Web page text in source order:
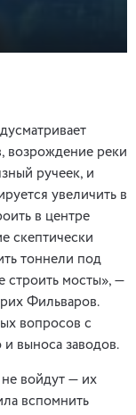
возрождение реки
ручеек, и
увеличить в
в центре
скептически
тоннели под
строить мосты», —
Фильваров.
вопросов с
и выноса заводов.
войдут — их
вспомнить